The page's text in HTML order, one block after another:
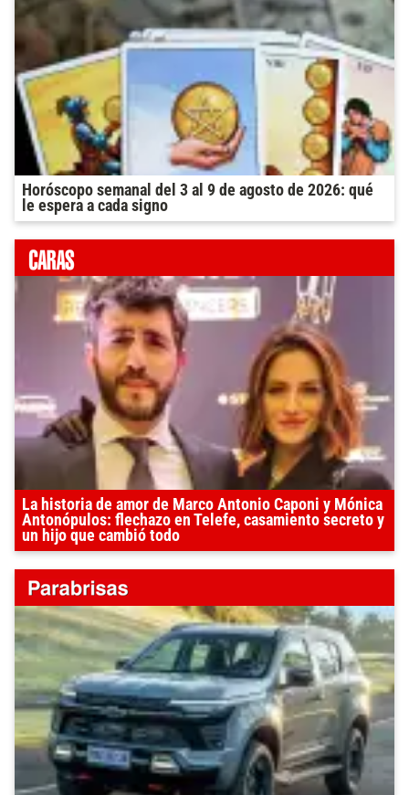
Horóscopo semanal del 3 al 9 de agosto de 2026: qué
le espera a cada signo
La historia de amor de Marco Antonio Caponi y Mónica
Antonópulos: flechazo en Telefe, casamiento secreto y
un hijo que cambió todo